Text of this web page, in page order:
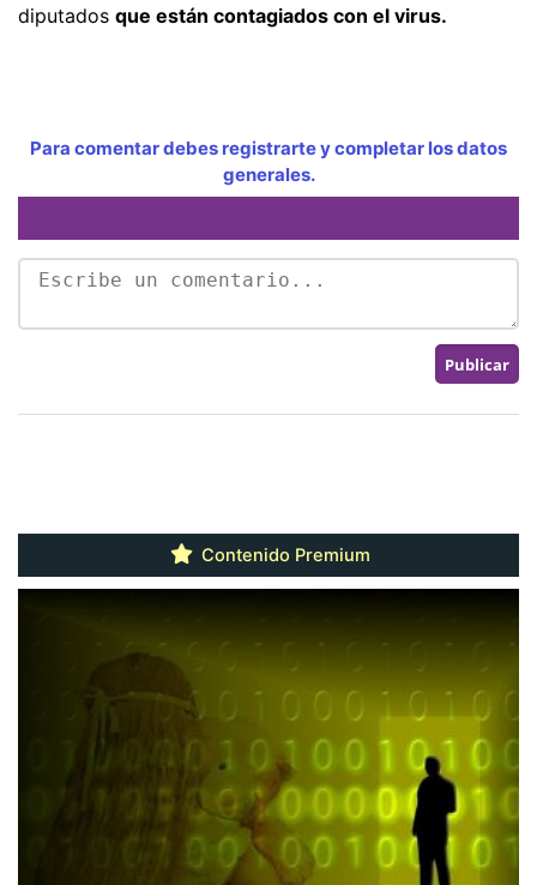
diputados que están contagiados con el virus.
Para comentar debes registrarte y completar los datos
generales.
Contenido Premium